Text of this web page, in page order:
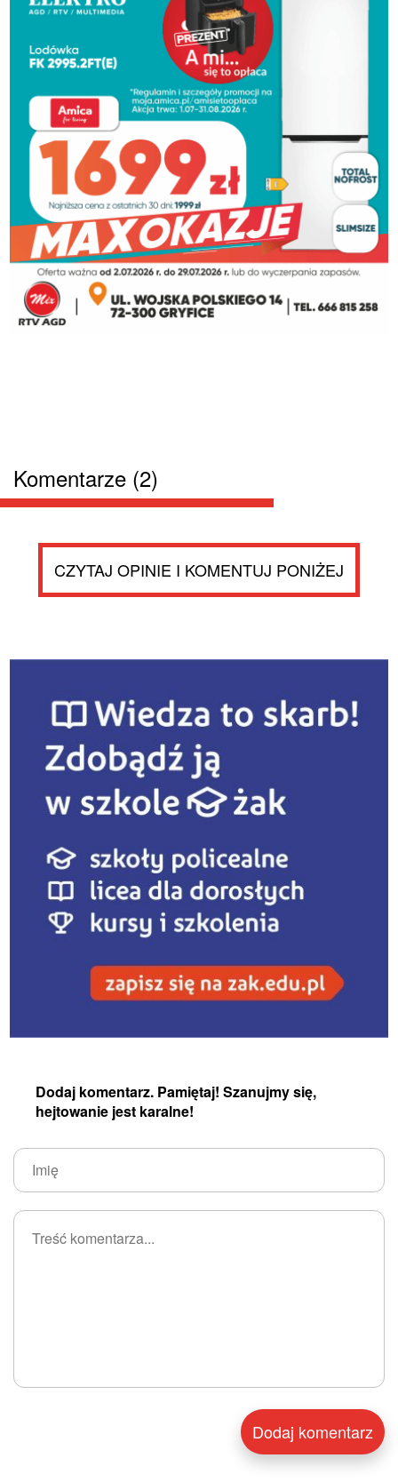
Komentarze (2)
CZYTAJ OPINIE I KOMENTUJ PONIŻEJ
Dodaj komentarz. Pamiętaj! Szanujmy się,
hejtowanie jest karalne!